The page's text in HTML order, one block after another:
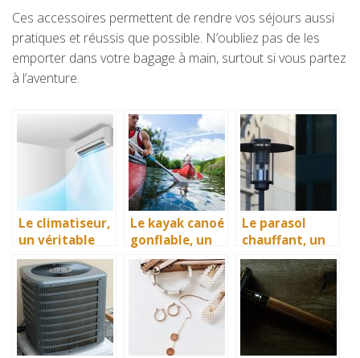
Ces accessoires permettent de rendre vos séjours aussi
pratiques et réussis que possible. N’oubliez pas de les
emporter dans votre bagage à main, surtout si vous partez
à l’aventure.
Le climatiseur,
un véritable
équipement de
production de
fraîcheur en
intersaison
Le kayak canoé
gonflable, un
bon
équipement de
divertissement
nautique
Le parasol
chauffant, un
accessoire
idéal de
diffusion de la
chaleur